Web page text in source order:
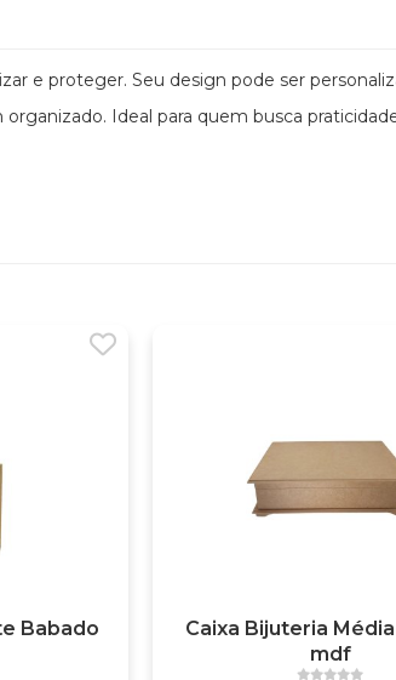
e proteger. Seu design pode ser
Ideal para quem busca
Babado
Caixa Bijuteria
mdf